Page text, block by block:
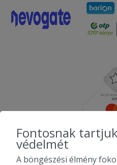
Fontosnak
védelmét
A böngészési élmény